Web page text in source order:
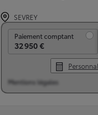
SEVREY
Paiement comptant
32 950 €
Mentions légales